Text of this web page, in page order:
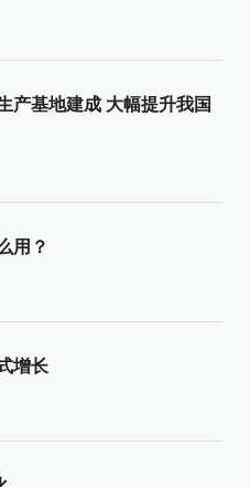
产基地建成 大幅提升我国
用？
增长